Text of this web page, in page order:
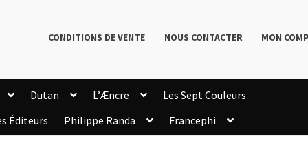
CONDITIONS DE VENTE NOUS CONTACTER MON
Dutan L’Æncre
Les Sept Couleurs
Éditeurs Philippe Randa
Francephi